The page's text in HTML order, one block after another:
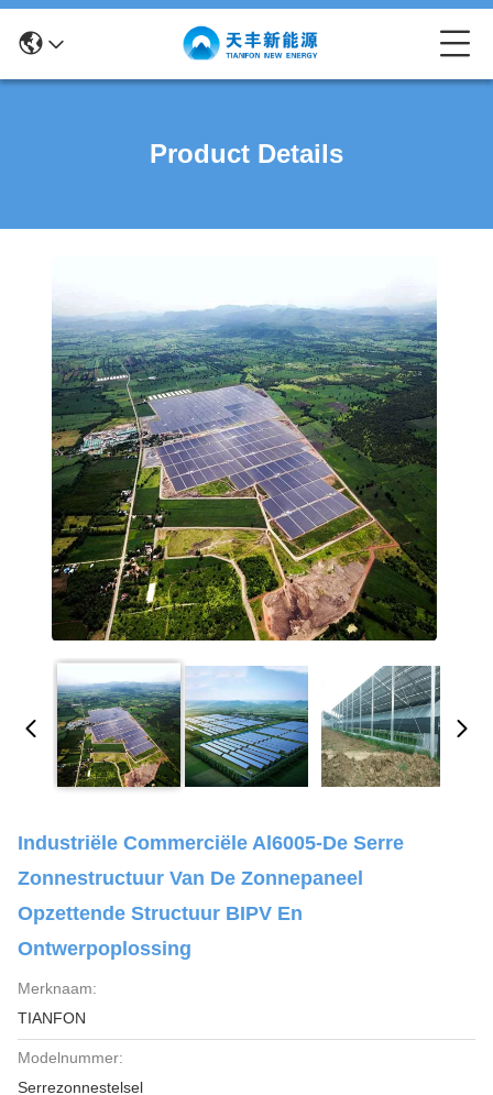
Product Details
Industriële Commerciële Al6005-De Serre
Zonnestructuur Van De Zonnepaneel
Opzettende Structuur BIPV En
Ontwerpoplossing
Merknaam:
TIANFON
Modelnummer:
Serrezonnestelsel